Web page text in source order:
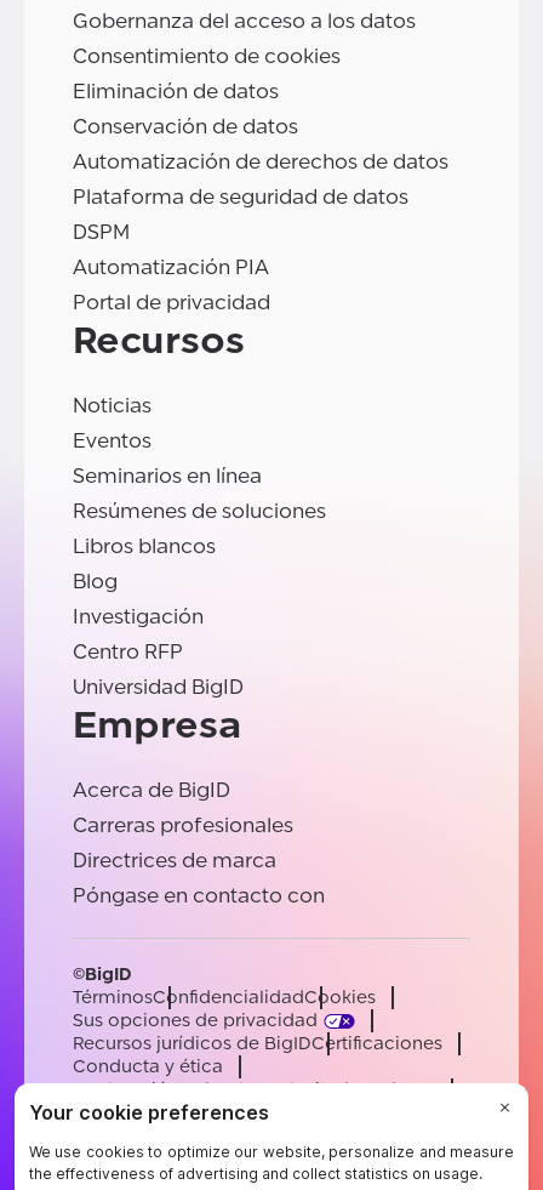
Gobernanza del acceso a los datos
Consentimiento de cookies
Eliminación de datos
Conservación de datos
Automatización de derechos de datos
Plataforma de seguridad de datos
DSPM
Automatización PIA
Portal de privacidad
Recursos
Noticias
Eventos
Seminarios en línea
Resúmenes de soluciones
Libros blancos
Blog
Investigación
Centro RFP
Universidad BigID
Empresa
Acerca de BigID
Carreras profesionales
Directrices de marca
Póngase en contacto con
©BigID
TérminosConfidencialidadCookies
Sus opciones de privacidad
Recursos jurídicos de BigIDCertificaciones
Conducta y ética
Declaración sobre la esclavitud moderna
SubprocesadoresAyuda
EnglishGermanFrenchSpanishPortuguese